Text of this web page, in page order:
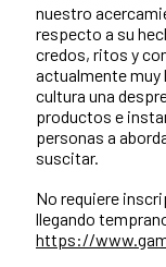
nuestro
respecto a su
credos, ritos y
actualmente
cultura una
productos e
personas a
suscitar.
No requiere
llegando
https://